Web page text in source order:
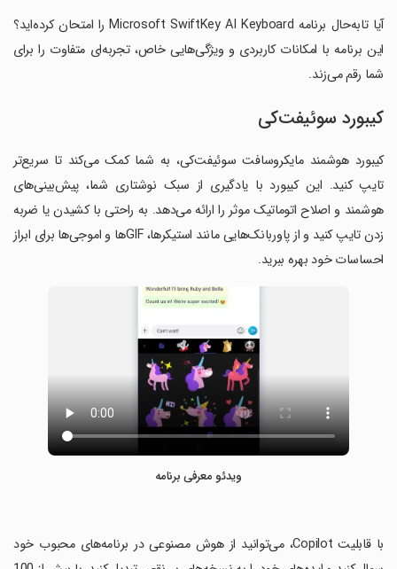
آیا تابه‌حال برنامه Microsoft SwiftKey AI Keyboard را امتحان کرده‌اید؟
این برنامه با امکانات کاربردی و ویژگی‌هایی خاص، تجربه‌ای متفاوت را برای
شما رقم می‌زند.
کیبورد سوئیفت‌کی
کیبورد هوشمند مایکروسافت سوئیفت‌کی، به شما کمک می‌کند تا سریع‌تر
تایپ کنید. این کیبورد با یادگیری از سبک نوشتاری شما، پیش‌بینی‌های
هوشمند و اصلاح اتوماتیک موثر را ارائه می‌دهد. به راحتی با کشیدن یا ضربه
زدن تایپ کنید و از پاوربانک‌هایی مانند استیکرها، GIFها و اموجی‌ها برای ابراز
احساسات خود بهره ببرید.
ویدئو معرفی برنامه
‏با قابلیت Copilot، می‌توانید از هوش مصنوعی در برنامه‌های محبوب خود